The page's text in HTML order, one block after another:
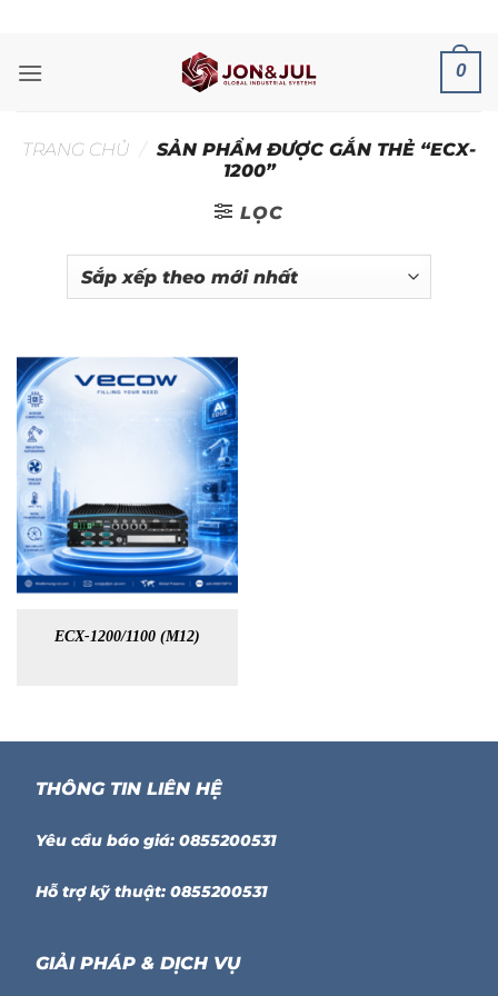
nội
0
TRANG CHỦ / SẢN PHẨM ĐƯỢC GẮN THẺ “ECX-
1200”
LỌC
ECX-1200/1100 (M12)
THÔNG TIN LIÊN HỆ
Yêu cầu báo giá: 0855200531
Hỗ trợ kỹ thuật: 0855200531
GIẢI PHÁP & DỊCH VỤ